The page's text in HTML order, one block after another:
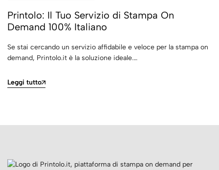
Printolo: Il Tuo Servizio di Stampa On
Demand 100% Italiano
Se stai cercando un servizio affidabile e veloce per la stampa on
demand, Printolo.it è la soluzione ideale.…
Leggi tutto